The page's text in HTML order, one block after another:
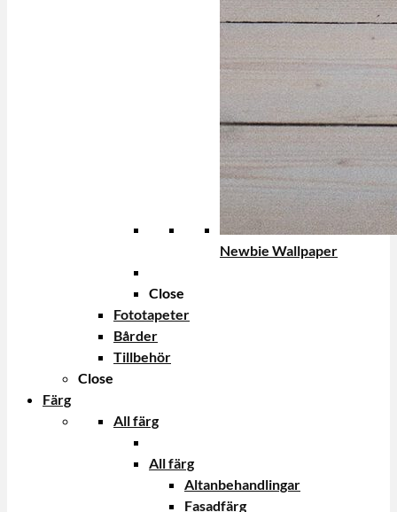
Newbie Wallpaper
Close
Fototapeter
Bårder
Tillbehör
Close
Färg
All färg
All färg
Altanbehandlingar
Fasadfärg